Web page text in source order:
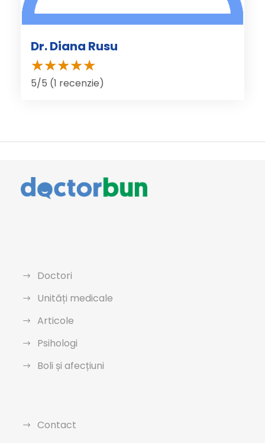
Dr. Diana Rusu
5/5 (1 recenzie)
Doctori
Unități medicale
Articole
Psihologi
Boli și afecțiuni
Contact